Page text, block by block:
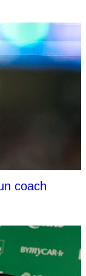
coach